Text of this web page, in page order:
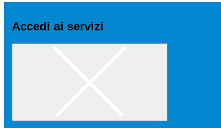
Accedi ai servizi